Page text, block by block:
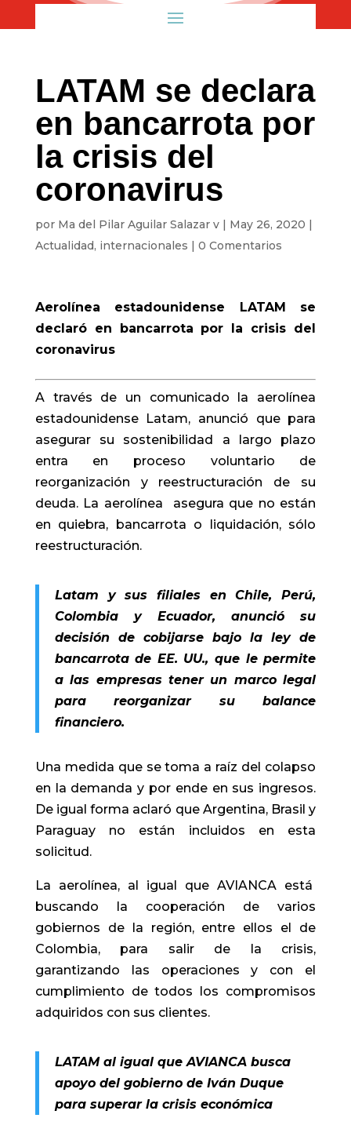
LATAM se declara
en bancarrota por
la crisis del
coronavirus
por Ma del Pilar Aguilar Salazar v| May 26, 2020 |
Actualidad, internacionales | 0 Comentarios
Aerolínea estadounidense LATAM se
declaró en bancarrota por la crisis del
coronavirus
A través de un comunicado la aerolínea
estadounidense Latam, anunció que para
asegurar su sostenibilidad a largo plazo
entra en proceso voluntario de
reorganización y reestructuración de su
deuda. La aerolínea asegura que no están
en quiebra, bancarrota o liquidación, sólo
reestructuración.
Latam y sus filiales en Chile, Perú,
Colombia y Ecuador, anunció su
decisión de cobijarse bajo la ley de
bancarrota de EE. UU., que le permite
a las empresas tener un marco legal
para reorganizar su balance
financiero.
Una medida que se toma a raíz del colapso
en la demanda y por ende en sus ingresos.
De igual forma aclaró que Argentina, Brasil y
Paraguay no están incluidos en esta
solicitud.
La aerolínea, al igual que AVIANCA está
buscando la cooperación de varios
gobiernos de la región, entre ellos el de
Colombia, para salir de la crisis,
garantizando las operaciones y con el
cumplimiento de todos los compromisos
adquiridos con sus clientes.
LATAM al igual que AVIANCA busca
apoyo del gobierno de Iván Duque
para superar la crisis económica